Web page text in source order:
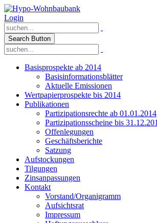
Login
Search Button
Basisprospekte ab 2014
Basisinformationsblätter
Aktuelle Emissionen
Wertpapierprospekte bis 2014
Publikationen
Partizipationsrechte ab 01.01.2014
Partizipationsscheine bis
Offenlegungen
Geschäftsberichte
Satzung
Aufstockungen
Tilgungen
Zinsanpassungen
Kontakt
Vorstand/Organigramm
Aufsichtsrat
Impressum